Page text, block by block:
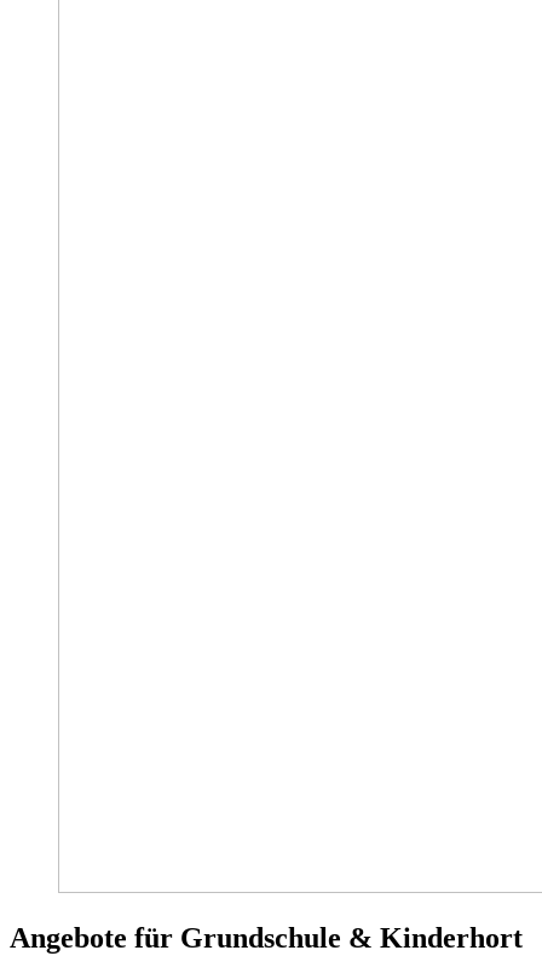
Angebote für Grundschule & Kinderhort